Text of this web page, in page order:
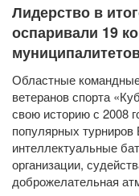
Лидерство в
оспаривали 19
Областные
ветеранов спорта
свою историю с 2008
популярных
интеллектуальные
организации,
доброжелательная